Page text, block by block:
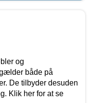
og
både på
De tilbyder desuden
Klik her for at se